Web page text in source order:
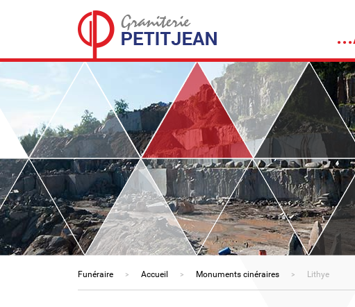
Funéraire Accueil Monuments cinéraires Lithye